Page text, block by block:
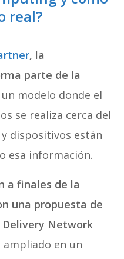
y cómo
real?
parte de la
un modelo donde el
se realiza cerca del
dispositivos están
a finales de la
una propuesta de
Network